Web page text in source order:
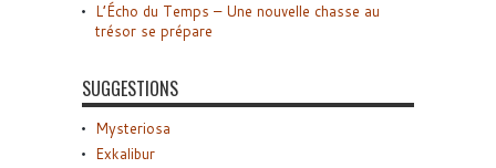
L’Écho du Temps – Une nouvelle chasse au
trésor se prépare
SUGGESTIONS
Mysteriosa
Exkalibur